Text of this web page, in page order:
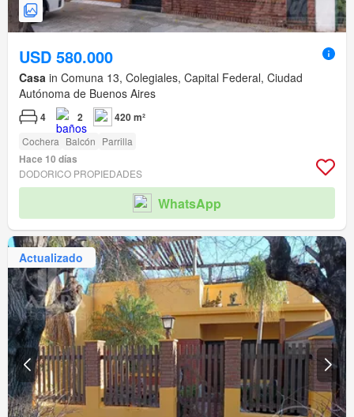
USD 580.000
Casa in Comuna 13, Colegiales, Capital Federal, Ciudad
Autónoma de Buenos Aires
4 2 420 m²
Cochera Balcón Parrilla
Hace 10 días
DODORICO PROPIEDADES
WhatsApp
Actualizado